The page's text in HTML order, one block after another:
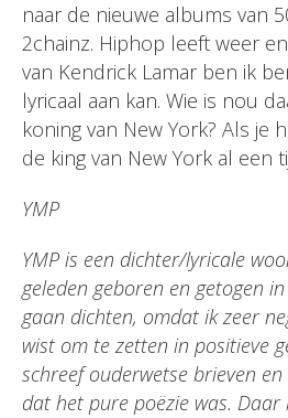
naar de nieuwe albums van
2chainz. Hiphop leeft weer
van Kendrick Lamar ben ik
lyricaal aan kan. Wie is nou
koning van New York? Als je
de king van New York al een
YMP
YMP is een dichter/lyricale
geleden geboren en getogen
gaan dichten, omdat ik zeer
wist om te zetten in positieve
schreef ouderwetse brieven
dat het pure poëzie was. Daar